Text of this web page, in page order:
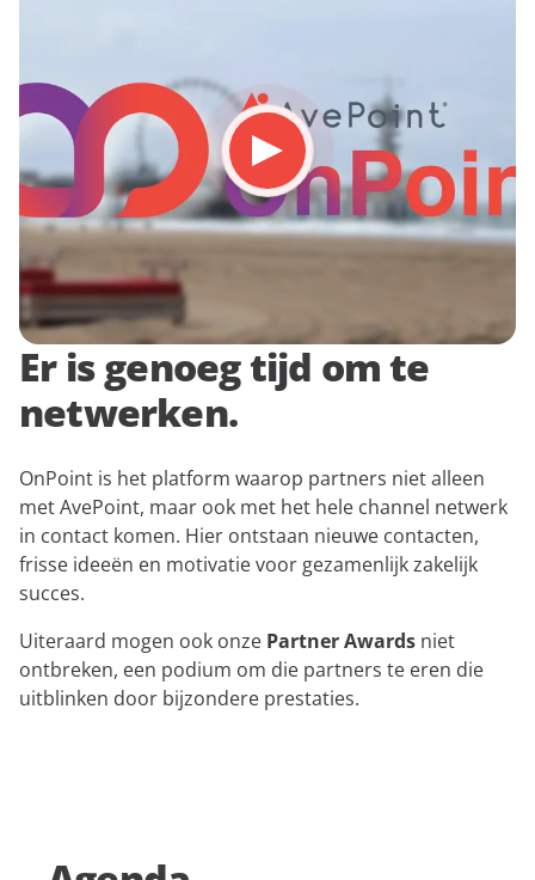
Er is genoeg tijd om te
netwerken.
OnPoint is het platform waarop partners niet alleen
met AvePoint, maar ook met het hele channel netwerk
in contact komen. Hier ontstaan nieuwe contacten,
frisse ideeën en motivatie voor gezamenlijk zakelijk
succes.
Uiteraard mogen ook onze Partner Awards niet
ontbreken, een podium om die partners te eren die
uitblinken door bijzondere prestaties.